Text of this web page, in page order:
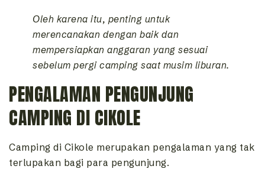
Oleh karena itu, penting untuk
merencanakan dengan baik dan
mempersiapkan anggaran yang sesuai
sebelum pergi camping saat musim liburan.
PENGALAMAN PENGUNJUNG
CAMPING DI CIKOLE
Camping di Cikole merupakan pengalaman yang tak
terlupakan bagi para pengunjung.